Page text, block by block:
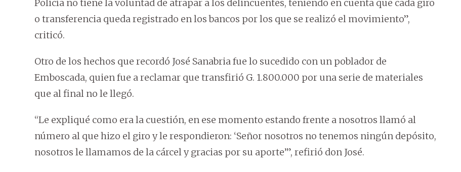
Policía no tiene la voluntad de atrapar a los delincuentes, teniendo en cuenta que cada giro
o transferencia queda registrado en los bancos por los que se realizó el movimiento”,
criticó.
Otro de los hechos que recordó José Sanabria fue lo sucedido con un poblador de
Emboscada, quien fue a reclamar que transfirió G. 1.800.000 por una serie de materiales
que al final no le llegó.
“Le expliqué como era la cuestión, en ese momento estando frente a nosotros llamó al
número al que hizo el giro y le respondieron: ‘Señor nosotros no tenemos ningún depósito,
nosotros le llamamos de la cárcel y gracias por su aporte’”, refirió don José.